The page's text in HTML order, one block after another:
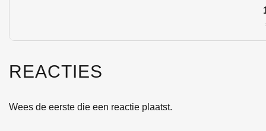
REACTIES
Wees de eerste die een reactie plaatst.